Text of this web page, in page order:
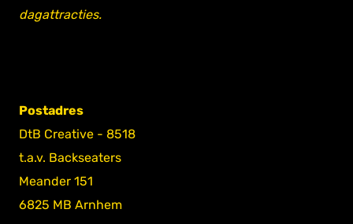
dagattracties.
Postadres
DtB Creative - 8518
t.a.v. Backseaters
Meander 151
6825 MB Arnhem